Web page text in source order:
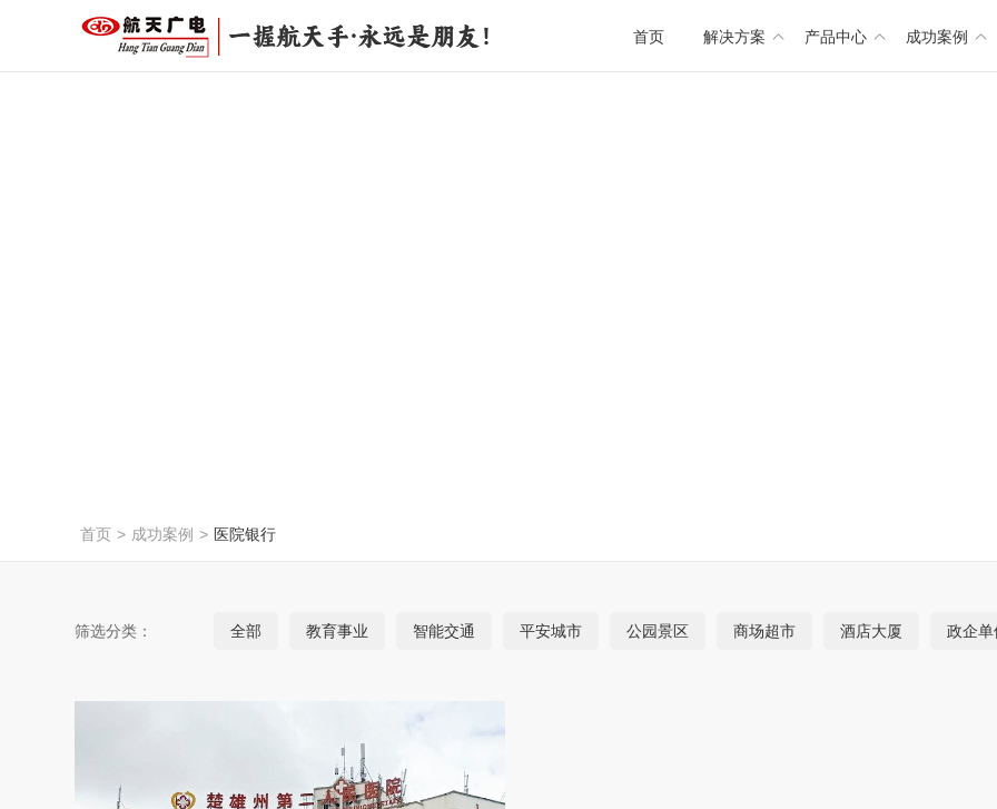
首页 解决方案 产品中心 成功案例
首页 > 成功案例 > 医院银行
筛选分类： 全部 教育事业 智能交通 平安城市 公园景区 商场超市 酒店大厦 政企单